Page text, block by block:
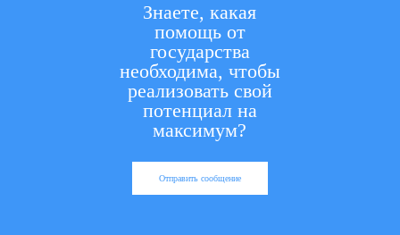
Знаете, какая
помощь от
государства
необходима, чтобы
реализовать свой
потенциал на
максимум?
Отправить сообщение